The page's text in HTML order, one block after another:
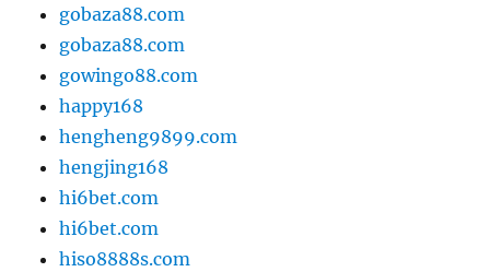
gobaza88.com
gobaza88.com
gowingo88.com
happy168
hengheng9899.com
hengjing168
hi6bet.com
hi6bet.com
hiso8888s.com